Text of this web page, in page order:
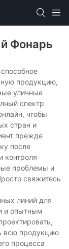
Фонарь
продукцию,
уличные
спектр
чтобы
стран и
прежде
после
контроля
проблемы и
свяжитесь
линий для
и опытным
всю продукцию
процесса